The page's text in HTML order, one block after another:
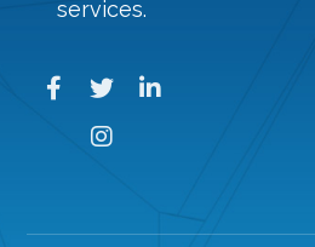
services.